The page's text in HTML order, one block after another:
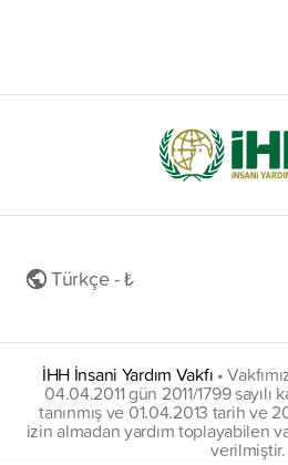
Türkçe - ₺
İHH İnsani Yardım Vakfı •
04.04.2011 gün 2011/1799 sayılı
tanınmış ve 01.04.2013 tarih ve
izin almadan yardım toplayabilen
verilmiştir.